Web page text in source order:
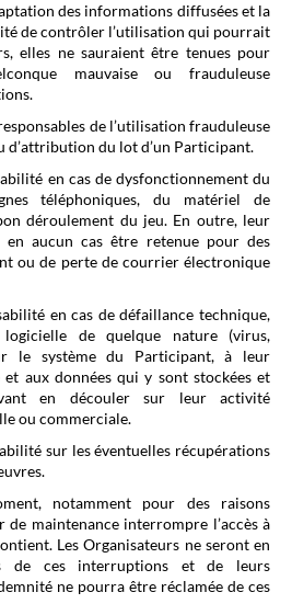
des informations diffusées et la
de contrôler l’utilisation qui pourrait
elles ne sauraient être tenues pour
mauvaise ou frauduleuse
de l’utilisation frauduleuse
d’attribution du lot d’un Participant.
en cas de dysfonctionnement du
téléphoniques, du matériel de
déroulement du jeu. En outre, leur
en aucun cas être retenue pour des
ou de perte de courrier électronique
en cas de défaillance technique,
de quelque nature (virus,
le système du Participant, à leur
aux données qui y sont stockées et
en découler sur leur activité
ou commerciale.
sur les éventuelles récupérations
notamment pour des raisons
de maintenance interrompre l’accès à
Les Organisateurs ne seront en
de ces interruptions et de leurs
ne pourra être réclamée de ces